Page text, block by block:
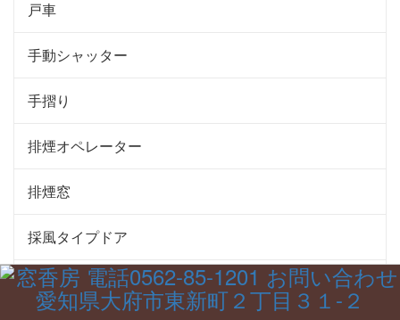
戸車
手動シャッター
手摺り
排煙オペレーター
排煙窓
採風タイプドア
接骨院